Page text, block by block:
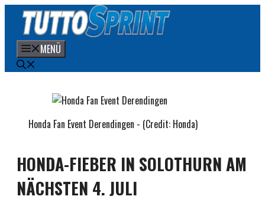
Inhalt
springen
MENÜ
HONDA-FIEBER IN SOLOTHURN AM
NÄCHSTEN 4. JULI
Honda Fan Event Derendingen - (Credit: Honda)